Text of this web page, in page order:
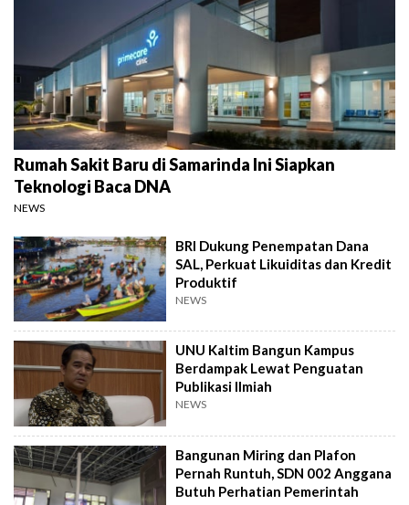
Rumah Sakit Baru di Samarinda Ini Siapkan
Teknologi Baca DNA
NEWS
BRI Dukung Penempatan Dana
SAL, Perkuat Likuiditas dan Kredit
Produktif
NEWS
UNU Kaltim Bangun Kampus
Berdampak Lewat Penguatan
Publikasi Ilmiah
NEWS
Bangunan Miring dan Plafon
Pernah Runtuh, SDN 002 Anggana
Butuh Perhatian Pemerintah